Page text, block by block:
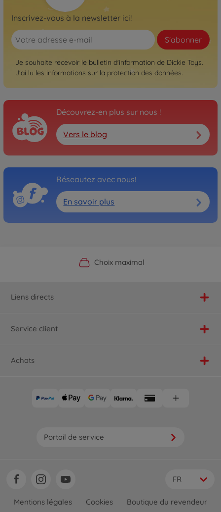
Inscrivez-vous à la newsletter ici!
S'abonner
Je souhaite recevoir le bulletin d'information de Dickie Toys.
J'ai lu les informations sur la protection des données.
Découvrez-en plus sur nous !
Vers le blog
Réseautez avec nous!
En savoir plus
Boutique officielle du fabricant
Choix maximal
Service personnalisé
Livraison rapide
Liens directs
Service client
Achats
Portail de service
FR
Mentions légales Cookies Boutique du revendeur